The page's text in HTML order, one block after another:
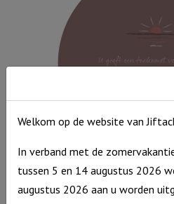
Muurcirkel Bruinroze 25 cm – U
hoop
Welkom op de website van
In verband met de
tussen 5 en 14 augustus 2026
augustus 2026 aan u worden